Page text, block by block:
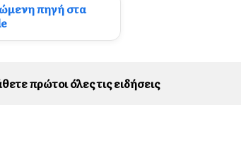
πηγή στα
πρώτοι όλες τις ειδήσεις